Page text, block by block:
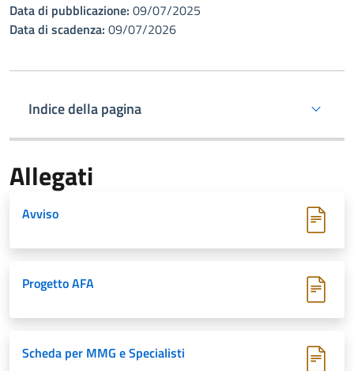
Data di pubblicazione: 09/07/2025
Data di scadenza: 09/07/2026
Indice della pagina
Allegati
Avviso
Progetto AFA
Scheda per MMG e Specialisti